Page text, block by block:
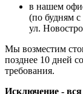
в нашем
(по будням с
ул.
Мы возместим
позднее 10 дней
требования.
Исключение -